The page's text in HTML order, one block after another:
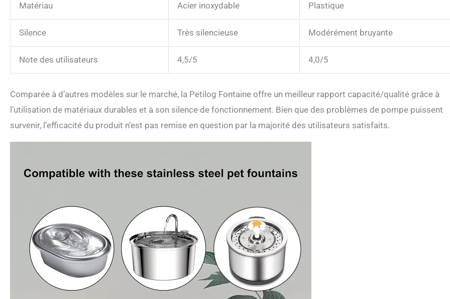
Matériau Acier inoxydable Plastique
Silence Très silencieuse Modérément bruyante
Note des utilisateurs 4,5/5 4,0/5
Comparée à d’autres modèles sur le marché, la Petilog Fontaine offre un meilleur rapport capacité/qualité grâce à
l’utilisation de matériaux durables et à son silence de fonctionnement. Bien que des problèmes de pompe puissent
survenir, l’efficacité du produit n’est pas remise en question par la majorité des utilisateurs satisfaits.